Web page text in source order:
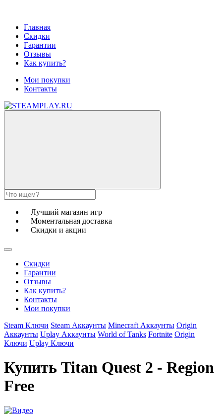
Главная
Скидки
Гарантии
Отзывы
Как купить?
Мои покупки
Контакты
Лучший магазин игр
Моментальная доставка
Скидки и акции
Скидки
Гарантии
Отзывы
Как купить?
Контакты
Мои покупки
Steam Ключи Steam Аккаунты Minecraft Аккаунты Origin
Аккаунты Uplay Аккаунты World of Tanks Fortnite Origin
Ключи Uplay Ключи
Купить Titan Quest 2 - Region
Free